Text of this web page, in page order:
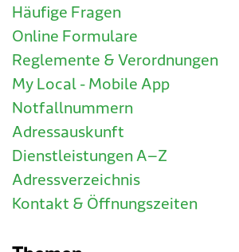
Häufige Fragen
Online Formulare
Reglemente & Verordnungen
My Local - Mobile App
Notfallnummern
Adressauskunft
Dienstleistungen A–Z
Adressverzeichnis
Kontakt & Öffnungszeiten